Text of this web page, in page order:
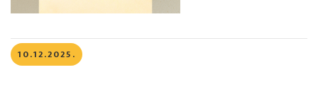
10.12.2025.